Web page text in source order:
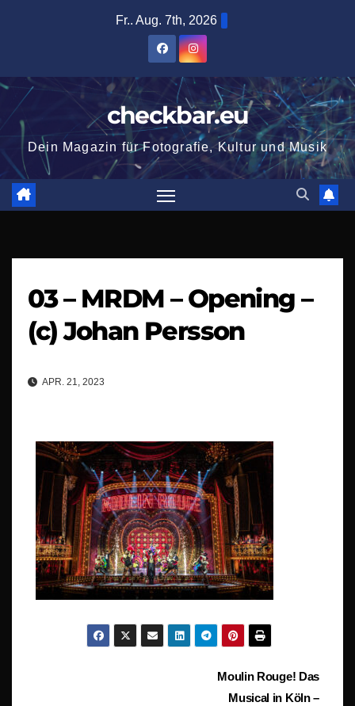
Fr.. Aug. 7th, 2026
checkbar.eu
Dein Magazin für Fotografie, Kultur und Musik
03 – MRDM – Opening –
(c) Johan Persson
APR. 21, 2023
BeitragsnavigationMoulin Rouge! Das
Musical in Köln –